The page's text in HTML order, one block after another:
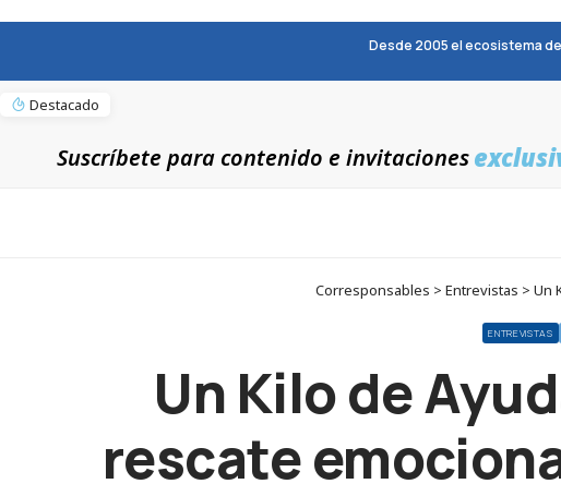
Desde 2005 el ecosistema
Destacado
Suscríbete para contenido e invitaciones
Corresponsables > Entrevistas > Un
ENTREVISTAS
Un Kilo de
rescate